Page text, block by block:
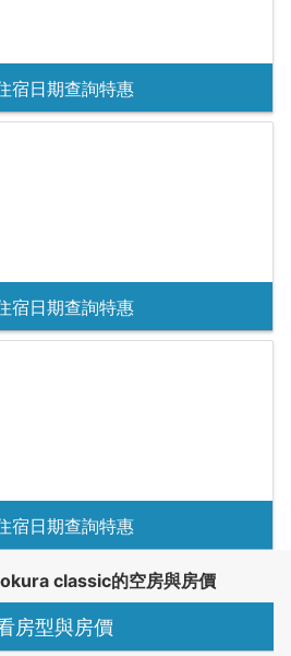
宿日期查詢特惠
宿日期查詢特惠
宿日期查詢特惠
classic的空房與房價
房型與房價